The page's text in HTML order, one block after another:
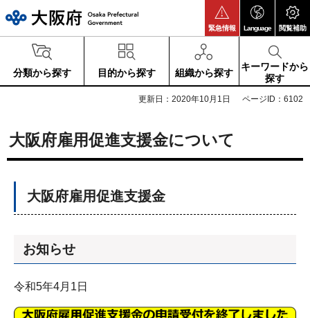
緊急情報 Language 閲覧補助
分類から探す 目的から探す 組織から探す
キーワードから
探す
更新日：2020年10月1日 ページID：6102
大阪府雇用促進支援金について
大阪府雇用促進支援金
お知らせ
令和5年4月1日